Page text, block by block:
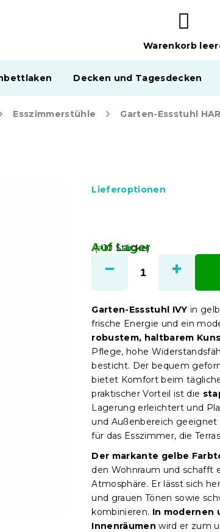
WARENKORB
Warenkorb
Decken und Tagesdecken
Esszimmerstühle
Auf Lager
(>10 Stücke)
Lieferoptionen
Garten-Essstuhl IVY in
frische Energie und ein
robustem, haltbarem
Pflege, hohe
besticht. Der bequem
bietet Komfort beim
praktischer Vorteil ist die
Lagerung erleichtert und
und Außenbereich
für das Esszimmer, die
Der markante gelbe
den Wohnraum und schafft
Atmosphäre. Er lässt sich
und grauen Tönen sowie
kombinieren. In modernen
Innenräumen wird er zum